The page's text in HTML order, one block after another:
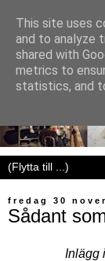
fredag 30
Sådant
Inlägg
This site uses
and to analyze
shared with
metrics to
statistics, and